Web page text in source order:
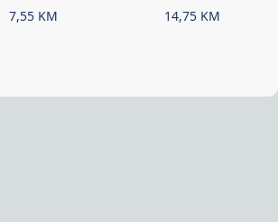
7,55 KM
14,75 KM